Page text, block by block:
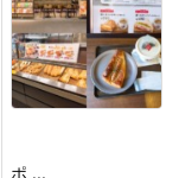
ポ ...